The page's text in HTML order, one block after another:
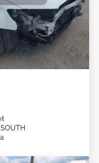
SOUTH